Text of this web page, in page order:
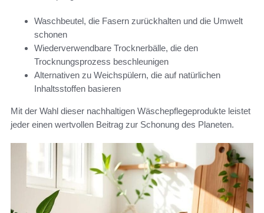
Waschbeutel, die Fasern zurückhalten und die Umwelt
schonen
Wiederverwendbare Trocknerbälle, die den
Trocknungsprozess beschleunigen
Alternativen zu Weichspülern, die auf natürlichen
Inhaltsstoffen basieren
Mit der Wahl dieser nachhaltigen Wäschepflegeprodukte leistet
jeder einen wertvollen Beitrag zur Schonung des Planeten.